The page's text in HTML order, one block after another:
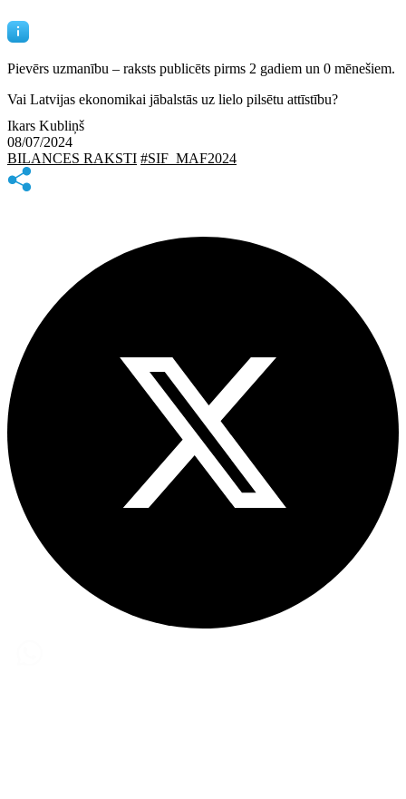
Pievērs uzmanību – raksts publicēts pirms 2 gadiem un 0 mēnešiem.
Vai Latvijas ekonomikai jābalstās uz lielo pilsētu attīstību?
Ikars Kubliņš
08/07/2024
BILANCES RAKSTI #SIF_MAF2024